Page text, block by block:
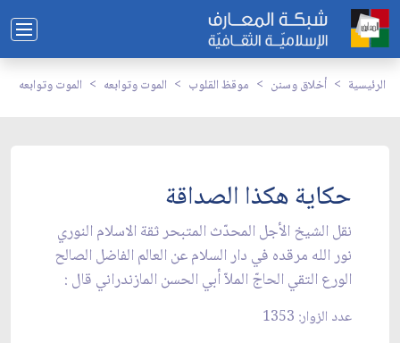
الرئيسية أخلاق وسنن موقظ القلوب الموت وتوابعه الموت وتوابعه
حكاية هكذا الصداقة
نقل الشيخ الأجل المحدّث المتبحر ثقة الاسلام النوري
نور الله مرقده في دار السلام عن العالم الفاضل الصالح
الورع التقي الحاجّ الملاّ أبي الحسن المازندراني قال :
عدد الزوار: 1353